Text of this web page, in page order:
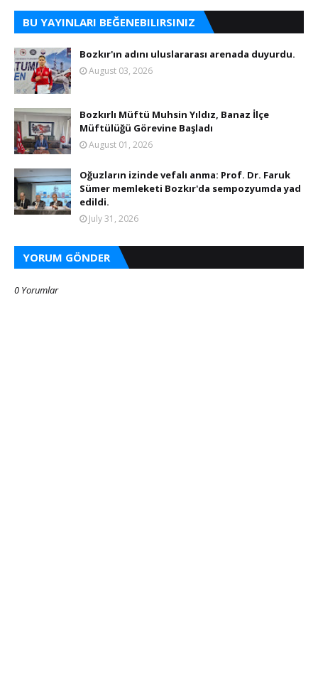
BU YAYINLARI BEĞENEBILIRSINIZ
Bozkır'ın adını uluslararası arenada duyurdu.
August 03, 2026
Bozkırlı Müftü Muhsin Yıldız, Banaz İlçe
Müftülüğü Görevine Başladı
August 01, 2026
Oğuzların izinde vefalı anma: Prof. Dr. Faruk
Sümer memleketi Bozkır'da sempozyumda yad
edildi.
July 31, 2026
YORUM GÖNDER
0 Yorumlar